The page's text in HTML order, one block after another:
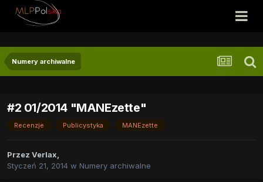
Numery archiwalne
#2 01/2014 "MANEzette"
Recenzje Publicystyka MANEzette
Przez Verlax,
Styczeń 21, 2014 w Numery archiwalne